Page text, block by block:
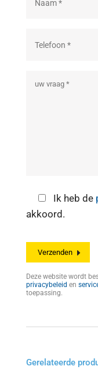
Ik heb de
akkoord.
Deze website wordt
privacybeleid en
toepassing.
Gerelateerde